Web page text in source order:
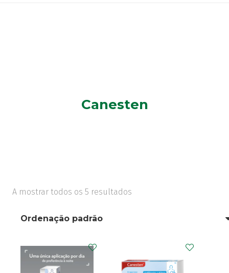
Canesten
A mostrar todos os 5 resultados